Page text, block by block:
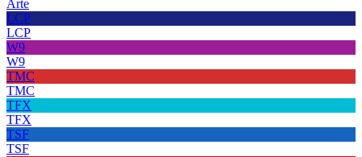
Arte
LCP
LCP
W9
W9
TMC
TMC
TFX
TFX
TSF
TSF